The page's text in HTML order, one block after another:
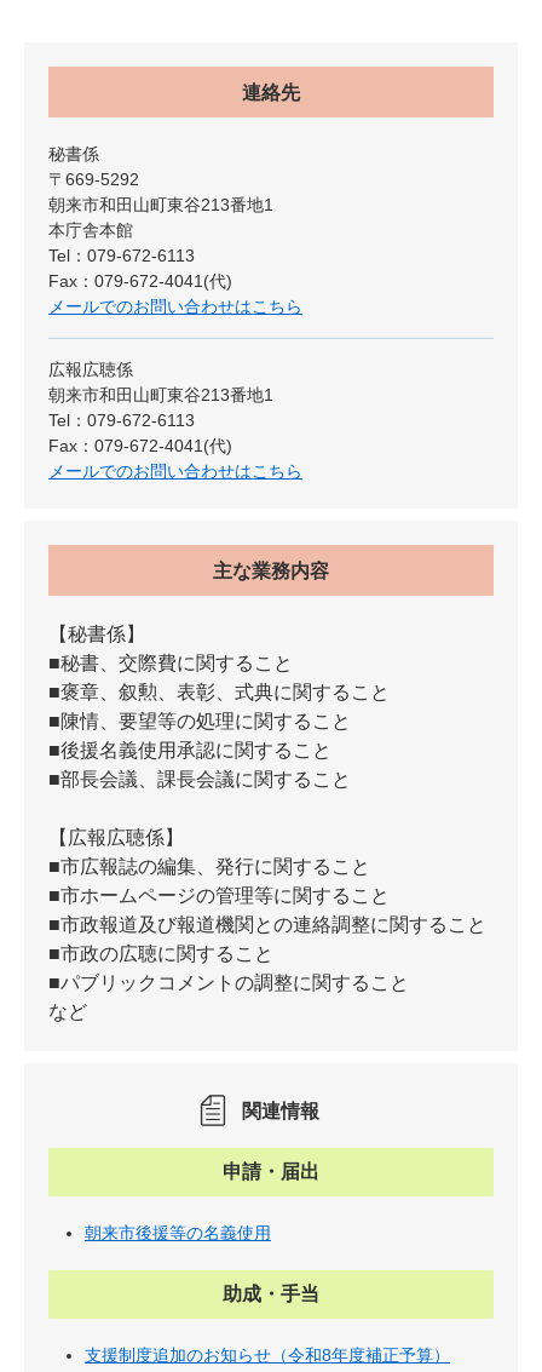
連絡先
秘書係
〒669-5292
朝来市和田山町東谷213番地1
本庁舎本館
Tel：079-672-6113
Fax：079-672-4041(代)
メールでのお問い合わせはこちら
広報広聴係
朝来市和田山町東谷213番地1
Tel：079-672-6113
Fax：079-672-4041(代)
メールでのお問い合わせはこちら
主な業務内容
【秘書係】
■秘書、交際費に関すること
■褒章、叙勲、表彰、式典に関すること
■陳情、要望等の処理に関すること
■後援名義使用承認に関すること
■部長会議、課長会議に関すること
【広報広聴係】
■市広報誌の編集、発行に関すること
■市ホームページの管理等に関すること
■市政報道及び報道機関との連絡調整に関すること
■市政の広聴に関すること
■パブリックコメントの調整に関すること
など
関連情報
申請・届出
朝来市後援等の名義使用
助成・手当
支援制度追加のお知らせ（令和8年度補正予算）